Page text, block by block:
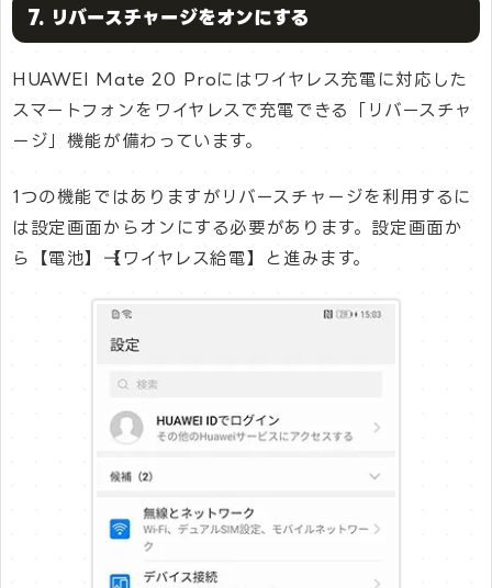
7. リバースチャージをオンにする
HUAWEI Mate 20 Proにはワイヤレス充電に対応した
スマートフォンをワイヤレスで充電できる「リバースチャ
ージ」機能が備わっています。
1つの機能ではありますがリバースチャージを利用するに
は設定画面からオンにする必要があります。設定画面か
ら【電池】→【ワイヤレス給電】と進みます。